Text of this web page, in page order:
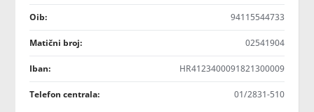
Oib: 94115544733
Matični broj: 02541904
Iban: HR4123400091821300009
Telefon centrala: 01/2831-510